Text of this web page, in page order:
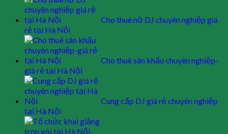
Cho thuê nữ DJ chuyên nghiệp giá
rẻ tại Hà Nội
Cho thuê sân khấu chuyên nghiệp-
giá rẻ tại Hà Nội
Cung cấp DJ giá rẻ chuyên nghiệp
tại Hà Nội